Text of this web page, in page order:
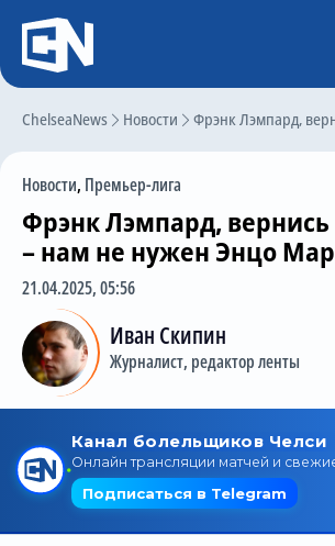
ChelseaNews Новости Фрэнк Лэмпард,
Новости, Премьер-лига
Фрэнк Лэмпард,
– нам не нужен Энцо
21.04.2025, 05:56
Иван Скипин
Журналист, редактор ленты
Регистрация
Главная
Трансферы
Слухи
История Челси
Статистика
Календарь игр
Состав команды
Поиск по сайту
Трансляции